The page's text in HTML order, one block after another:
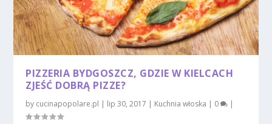
PIZZERIA BYDGOSZCZ, GDZIE W KIELCACH
ZJEŚĆ DOBRĄ PIZZE?
by cucinapopolare.pl | lip 30, 2017 | Kuchnia włoska | 0 |